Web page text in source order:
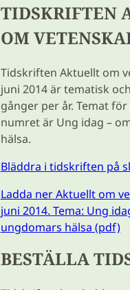
TIDSKRIFTEN
OM
Tidskriften Aktuellt om
juni 2014 är tematisk
gånger per år. Temat
numret är Ung idag –
hälsa.
Bläddra i tidskriften på
Ladda ner Aktuellt om
juni 2014. Tema: Ung
ungdomars hälsa (pdf)
BESTÄLLA